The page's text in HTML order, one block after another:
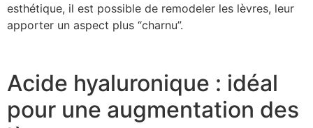
esthétique, il est possible de remodeler les lèvres, leur
apporter un aspect plus “charnu”.
Acide hyaluronique : idéal
pour une augmentation des